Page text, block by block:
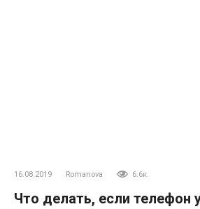
16.08.2019 Romanova 6.6к.
Что делать, если телефон